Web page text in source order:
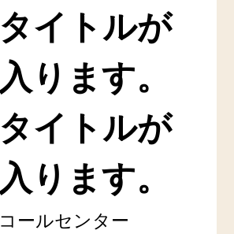
タイトルが
入ります。
タイトルが
入ります。
コールセンター